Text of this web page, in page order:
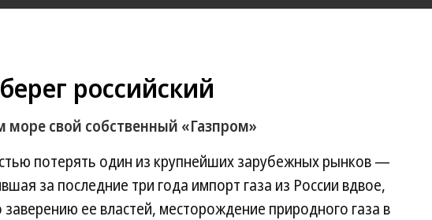
российский
свой собственный «Газпром»
потерять один из крупнейших зарубежных рынков —
за последние три года импорт газа из России вдвое,
ее властей, месторождение природного газа в